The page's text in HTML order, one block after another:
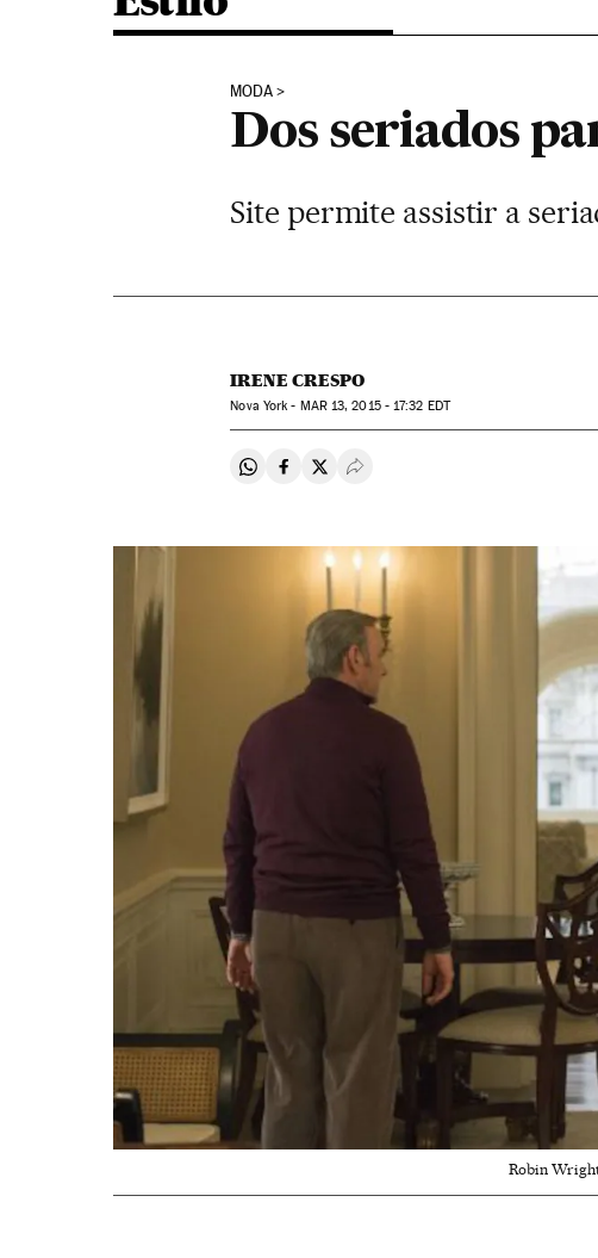
MODA
Dos seriados
Site permite assistir a
IRENE CRESPO
Nova York - MAR13, 2015 - 17:32 EDT
Compartir en Whatsapp
Compartir en Facebook
Compartir en Twitter
Desplegar Redes Sociales
Robin